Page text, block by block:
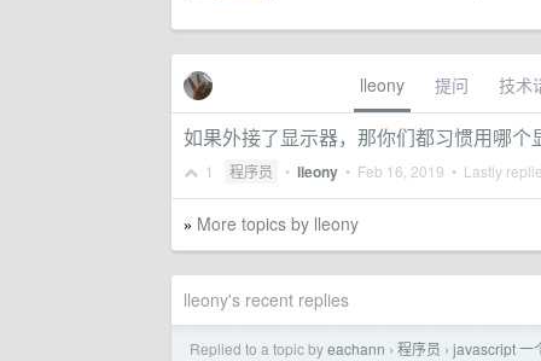
lleony 提问 技术
如果外接了显示器，那你们都习惯用哪个
1 程序员 • lleony • Feb 16, 2019 • Lastly
» More topics by lleony
lleony's recent replies
Replied to a topic byeachann › 程序员 › javascript 一